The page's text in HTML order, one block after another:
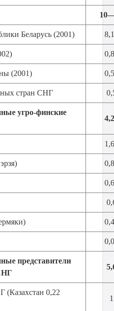
Беларусь (2001)
(2001)
стран СНГ
угро-финские
представители
0,22
1